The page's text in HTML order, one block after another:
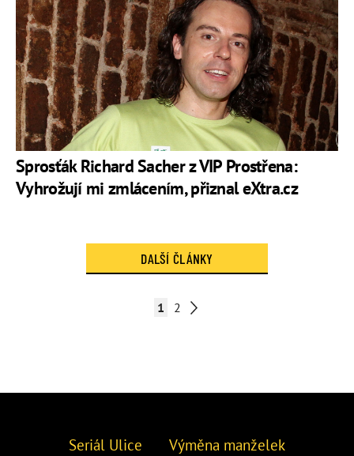
Sprosťák Richard Sacher z VIP Prostřena:
Vyhrožují mi zmlácením, přiznal eXtra.cz
DALŠÍ ČLÁNKY
1 2
Seriál Ulice Výměna manželek